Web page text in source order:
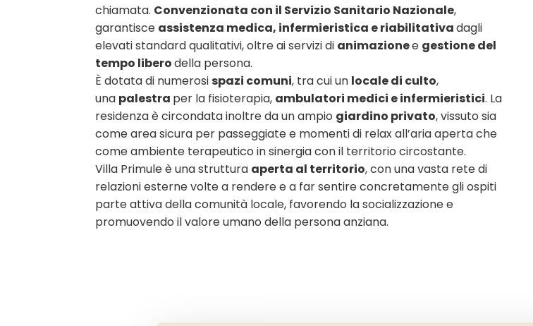
chiamata. Convenzionata con il Servizio Sanitario Nazionale,
garantisce assistenza medica, infermieristica e riabilitativadagli
elevati standard qualitativi, oltre ai servizi di animazionee gestione del
tempo liberodella persona.
È dotata di numerosi spazi comuni, tra cui un locale di culto,
una palestra per la fisioterapia, ambulatori medici e infermieristici. La
residenza è circondata inoltre da un ampio giardino privato, vissuto sia
come area sicura per passeggiate e momenti di relax all’aria aperta che
come ambiente terapeutico in sinergia con il territorio circostante.
Villa Primule è una struttura aperta al territorio, con una vasta rete di
relazioni esterne volte a rendere e a far sentire concretamente gli ospiti
parte attiva della comunità locale, favorendo la socializzazione e
promuovendo il valore umano della persona anziana.